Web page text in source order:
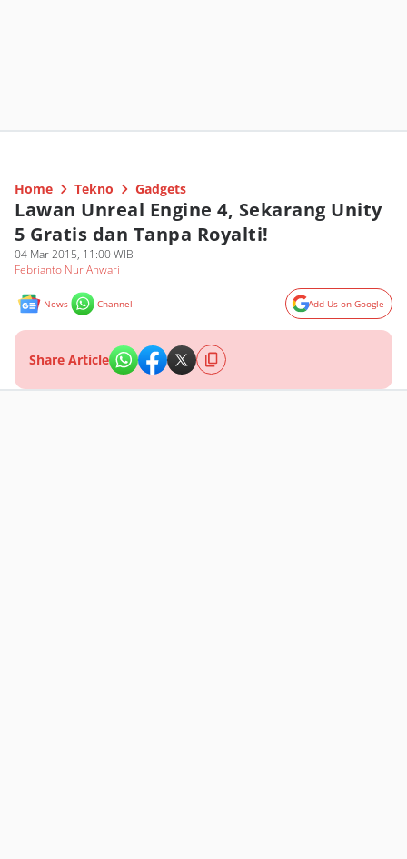
Home Tekno Gadgets
Lawan Unreal Engine 4, Sekarang Unity
5 Gratis dan Tanpa Royalti!
04 Mar 2015, 11:00 WIB
Febrianto Nur Anwari
News Channel Add Us on Google
Share Article